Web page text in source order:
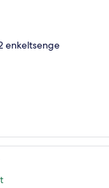
enkeltsenge
En balkon